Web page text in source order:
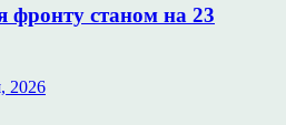
фронту станом на 23
2026